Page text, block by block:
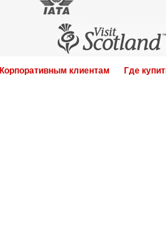
Корпоративным клиентам Где